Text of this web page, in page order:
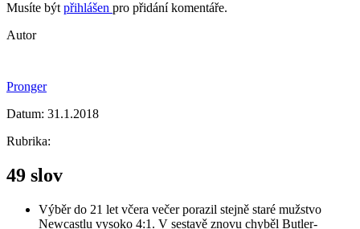
Musíte být přihlášen pro přidání komentáře.
Autor
Pronger
Datum: 31.1.2018
Rubrika:
49 slov
Výběr do 21 let včera večer porazil stejně staré mužstvo
Newcastlu vysoko 4:1. V sestavě znovu chyběl Butler-